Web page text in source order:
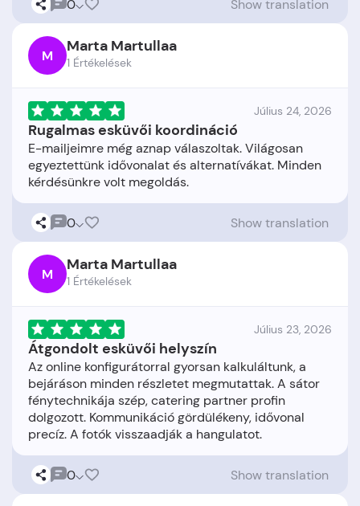
0 Show translation
M Marta Martullaa
1 Értékelések
Július 24, 2026
Rugalmas esküvői koordináció
E-mailjeimre még aznap válaszoltak. Világosan
egyeztettünk idővonalat és alternatívákat. Minden
0 Show translation
M Marta Martullaa
1 Értékelések
Július 23, 2026
Átgondolt esküvői helyszín
Az online konfigurátorral gyorsan kalkuláltunk, a
bejáráson minden részletet megmutattak. A sátor
fénytechnikája szép, catering partner profin
dolgozott. Kommunikáció gördülékeny, idővonal
0 Show translation